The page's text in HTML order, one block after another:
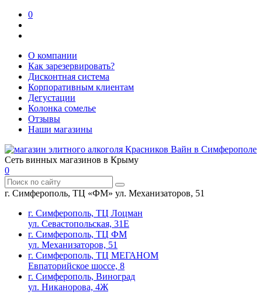
0
О компании
Как зарезервировать?
Дисконтная система
Корпоративным клиентам
Дегустации
Колонка сомелье
Отзывы
Наши магазины
Сеть винных магазинов в Крыму
0
г. Симферополь, ТЦ «ФМ» ул. Механизаторов, 51
г. Симферополь, ТЦ Лоцман
ул. Севастопольская, 31Е
г. Симферополь, ТЦ ФМ
ул. Механизаторов, 51
г. Симферополь, ТЦ МЕГАНОМ
Евпаторийское шоссе, 8
г. Симферополь, Виноград
ул. Никанорова, 4Ж